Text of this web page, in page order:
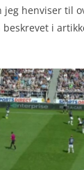
jeg henviser til
i